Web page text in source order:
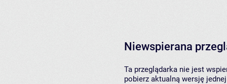
Niewspierana
Ta przeglądarka nie jest
pobierz aktualną wersję